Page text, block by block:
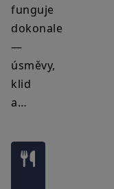
funguje
dokonale
—
úsměvy,
klid
a…